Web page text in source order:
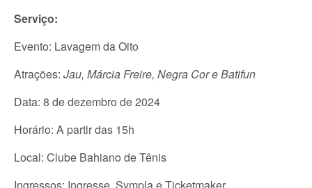
Serviço:
Evento: Lavagem da Oito
Atrações: Jau, Márcia Freire, Negra Cor e Batifun
Data: 8 de dezembro de 2024
Horário: A partir das 15h
Local: Clube Bahiano de Tênis